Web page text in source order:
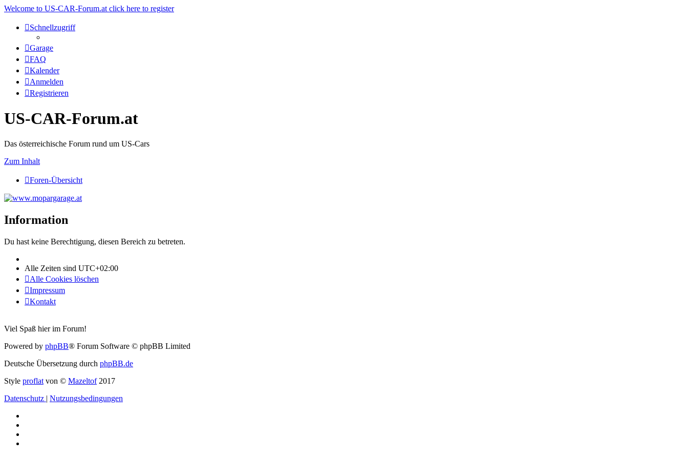
Welcome to US-CAR-Forum.at click here to register
Schnellzugriff
Garage
FAQ
Kalender
Anmelden
Registrieren
US-CAR-Forum.at
Das österreichische Forum rund um US-Cars
Zum Inhalt
Foren-Übersicht
Information
Du hast keine Berechtigung, diesen Bereich zu betreten.
Alle Zeiten sind UTC+02:00
Alle Cookies löschen
Impressum
Kontakt
Viel Spaß hier im Forum!
Powered by phpBB® Forum Software © phpBB Limited
Deutsche Übersetzung durch phpBB.de
Style proflat von © Mazeltof2017
Datenschutz | Nutzungsbedingungen